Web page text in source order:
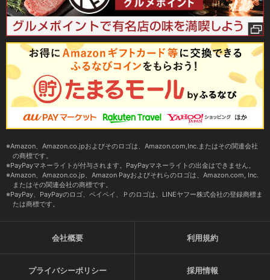
Amazon、Amazon.co.jpおよびそのロゴは、Amazon.com,Inc.またはその関連会社
の商標です。
PayPayマネーライトが付与されます。PayPayマネーライトの出金はできません。
Amazon、Amazon.co.jp、Amazon Payおよびそれらのロゴは、Amazon.com, Inc.
またはその関連会社の商標です。
PayPay、PayPayのロゴ、ペイペイ、Ｐのロゴは、LINEヤフー株式会社の登録商標ま
たは商標です。
会社概要 利用規約
プライバシーポリシー 採用情報